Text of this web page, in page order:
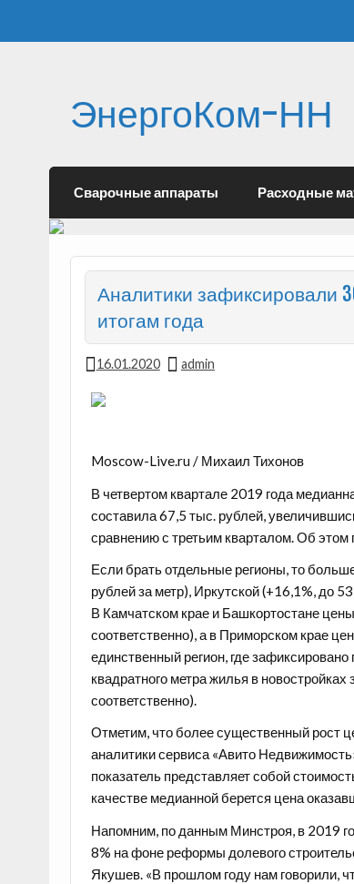
ЭнергоКом-НН
Сварочные аппараты Расходные
Аналитики зафиксировали
итогам года
16.01.2020 admin
Moscow-Live.ru / Михаил Тихонов
В четвертом квартале 2019 года
составила 67,5 тыс. рублей,
сравнению с третьим кварталом. Об этом
Если брать отдельные регионы, то
рублей за метр), Иркутской (+16,1%, до
В Камчатском крае и Башкортостане
соответственно), а в Приморском крае
единственный регион, где
квадратного метра жилья в
соответственно).
Отметим, что более существенный рост
аналитики сервиса «Авито
показатель представляет собой
качестве медианной берется цена
Напомним, по данным Минстроя, в 2019
8% на фоне реформы долевого
Якушев. «В прошлом году нам говорили,